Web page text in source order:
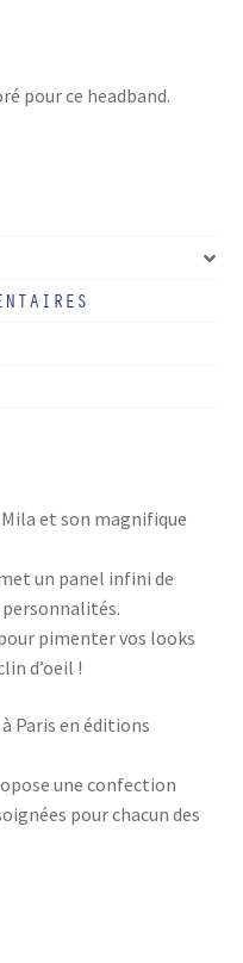
pour ce headband.
et son magnifique
un panel infini de
personnalités.
pimenter vos looks
d’oeil !
Paris en éditions
une confection
pour chacun des